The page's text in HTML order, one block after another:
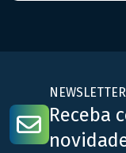
NEWSLETTER
Receba